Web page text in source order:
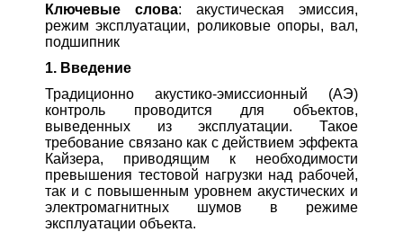
Ключевые слова: акустическая эмиссия,
режим эксплуатации, роликовые опоры, вал,
подшипник
1. Введение
Традиционно акустико-эмиссионный (АЭ)
контроль проводится для объектов,
выведенных из эксплуатации. Такое
требование связано как с действием эффекта
Кайзера, приводящим к необходимости
превышения тестовой нагрузки над рабочей,
так и с повышенным уровнем акустических и
электромагнитных шумов в режиме
эксплуатации объекта.